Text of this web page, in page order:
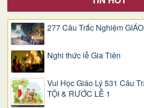
277 Câu Trắc Nghiệm
Nghi thức lễ Gia Tiên
Vui Học Giáo Lý 531 Câu
TỘI & RƯỚC LỄ 1